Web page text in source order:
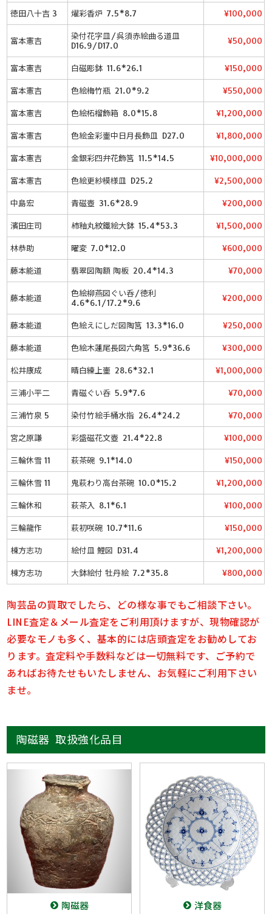
徳田八十吉 3 燿彩香炉 7.5*8.7 ¥100,000
富本憲吉
染付花字皿/呉須赤絵曲る道皿
D16.9/D17.0
¥50,000
富本憲吉 白磁彫鉢 11.6*26.1 ¥150,000
富本憲吉 色絵梅竹瓶 21.0*9.2 ¥550,000
富本憲吉 色絵柘榴飾箱 8.0*15.8 ¥1,200,000
富本憲吉 色絵金彩壷中日月長飾皿 D27.0 ¥1,800,000
富本憲吉 金銀彩四弁花飾筥 11.5*14.5 ¥10,000,000
富本憲吉 色絵更紗模様皿 D25.2 ¥2,500,000
中島宏 青磁壺 31.6*28.9 ¥200,000
濱田庄司 柿釉丸紋鐵絵大鉢 15.4*53.3 ¥1,500,000
林恭助 曜変 7.0*12.0 ¥600,000
藤本能道 翡翠図陶額 陶板 20.4*14.3 ¥70,000
藤本能道
色絵柳燕図ぐい呑/徳利
4.6*6.1/17.2*9.6
¥200,000
藤本能道 色絵えにしだ図陶筥 13.3*16.0 ¥250,000
藤本能道 色絵木蓮尾長図六角筥 5.9*36.6 ¥300,000
松井康成 晴白練上壷 28.6*32.1 ¥1,000,000
三浦小平二 青磁ぐい呑 5.9*7.6 ¥70,000
三浦竹泉 5 染付竹絵手桶水指 26.4*24.2 ¥70,000
宮之原謙 彩盛磁花文壺 21.4*22.8 ¥100,000
三輪休雪 11 萩茶碗 9.1*14.0 ¥150,000
三輪休雪 11 鬼萩わり高台茶碗 10.0*15.2 ¥1,200,000
三輪休和 萩茶入 8.1*6.1 ¥100,000
三輪龍作 萩初咲碗 10.7*11.6 ¥150,000
棟方志功 絵付皿 鯉図 D31.4 ¥1,200,000
棟方志功 大鉢絵付 牡丹絵 7.2*35.8 ¥800,000
陶芸品の買取でしたら、どの様な事でもご相談下さい。
LINE査定＆メール査定をご利用頂けますが、現物確認が
必要なモノも多く、基本的には店頭査定をお勧めしてお
ります。査定料や手数料などは一切無料です、ご予約で
あればお待たせもいたしません、お気軽にご利用下さい
ませ。
陶磁器 取扱強化品目
陶磁器 洋食器